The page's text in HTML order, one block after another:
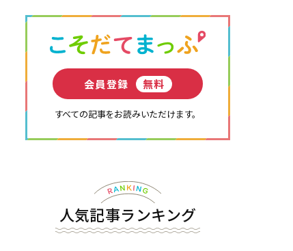
会員登録 無料
すべての記事をお読みいただけます。
人気記事ランキング